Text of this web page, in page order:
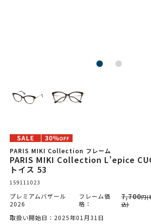
PARIS MIKI Collection フレーム
PARIS MIKI Collection L’epice
トイス 53
159111023
プレミアムバザール
2026
フレーム価
格：
7,700円(
込)
取扱い開始日：2025年01月31日